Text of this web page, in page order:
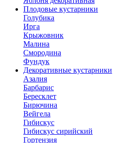
Плодовые кустарники
Голубика
Ирга
Крыжовник
Малина
Смородина
Фундук
Декоративные кустарники
Азалия
Барбарис
Бересклет
Бирючина
Вейгела
Гибискус
Гибискус сирийский
Гортензия